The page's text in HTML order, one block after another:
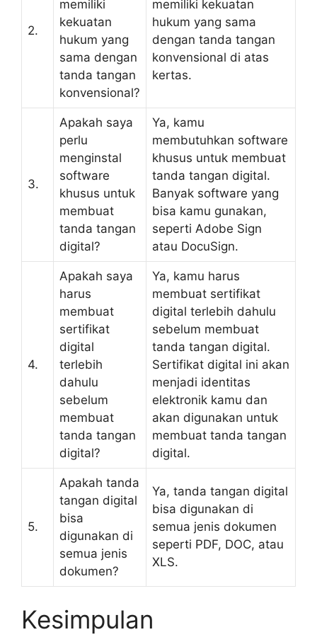
2.
memiliki
kekuatan
hukum yang
sama dengan
tanda tangan
konvensional?
memiliki kekuatan
hukum yang sama
dengan tanda tangan
konvensional di atas
kertas.
3.
Apakah saya
perlu
menginstal
software
khusus untuk
membuat
tanda tangan
digital?
Ya, kamu
membutuhkan software
khusus untuk membuat
tanda tangan digital.
Banyak software yang
bisa kamu gunakan,
seperti Adobe Sign
atau DocuSign.
4.
Apakah saya
harus
membuat
sertifikat
digital
terlebih
dahulu
sebelum
membuat
tanda tangan
digital?
Ya, kamu harus
membuat sertifikat
digital terlebih dahulu
sebelum membuat
tanda tangan digital.
Sertifikat digital ini akan
menjadi identitas
elektronik kamu dan
akan digunakan untuk
membuat tanda tangan
digital.
5.
Apakah tanda
tangan digital
bisa
digunakan di
semua jenis
dokumen?
Ya, tanda tangan digital
bisa digunakan di
semua jenis dokumen
seperti PDF, DOC, atau
XLS.
Kesimpulan